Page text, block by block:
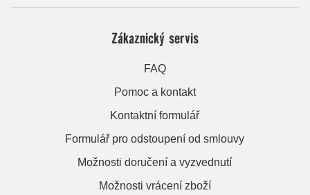
Zákaznický servis
FAQ
Pomoc a kontakt
Kontaktní formulář
Formulář pro odstoupení od smlouvy
Možnosti doručení a vyzvednutí
Možnosti vrácení zboží